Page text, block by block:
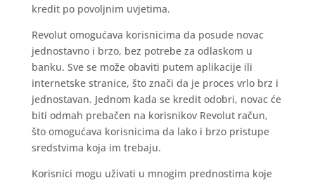
kredit po povoljnim uvjetima.
Revolut omogućava korisnicima da posude novac
jednostavno i brzo, bez potrebe za odlaskom u
banku. Sve se može obaviti putem aplikacije ili
internetske stranice, što znači da je proces vrlo brz i
jednostavan. Jednom kada se kredit odobri, novac će
biti odmah prebačen na korisnikov Revolut račun,
što omogućava korisnicima da lako i brzo pristupe
sredstvima koja im trebaju.
Korisnici mogu uživati u mnogim prednostima koje